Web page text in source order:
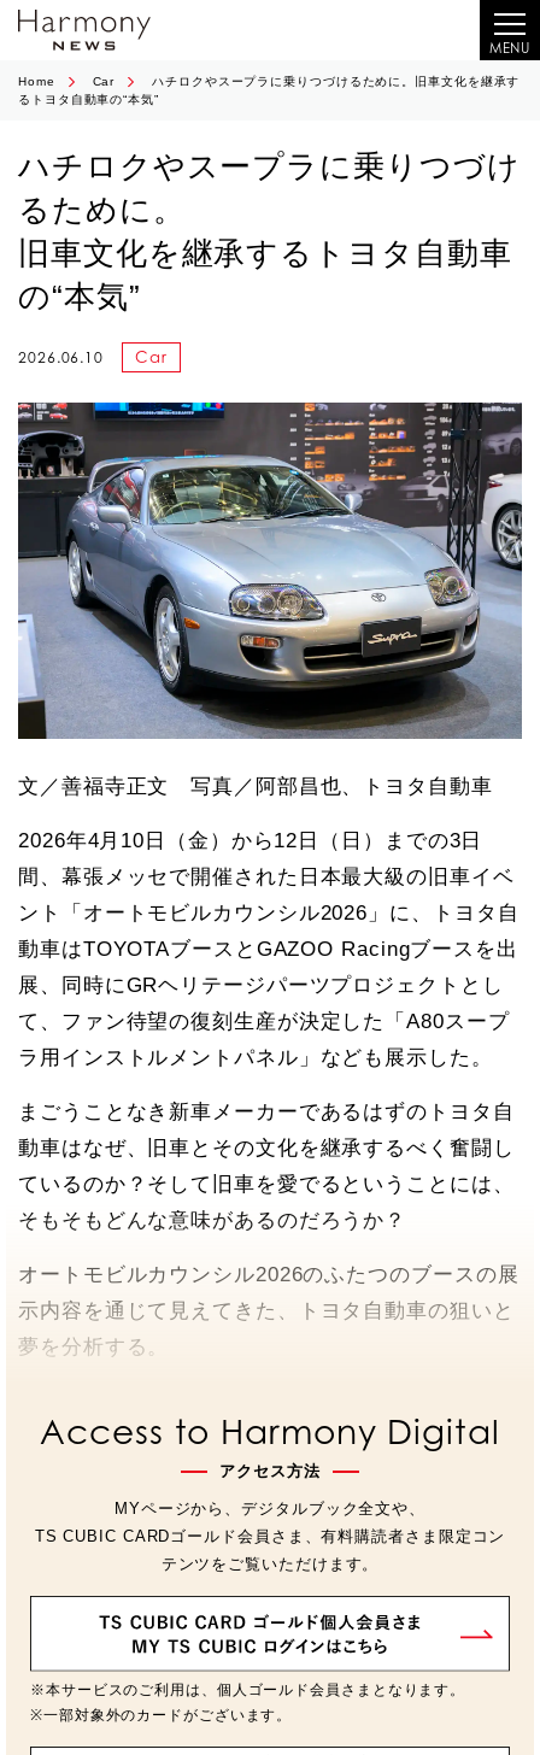
MENU
Home Car
ハチロクやスープラに乗りつづけるために。旧車文化を継承す
るトヨタ自動車の“本気”
ハチロクやスープラに乗りつづけ
るために。
旧車文化を継承するトヨタ自動車
の“本気”
2026.06.10 Car
文／善福寺正文 写真／阿部昌也、トヨタ自動車
2026年4月10日（金）から12日（日）までの3日
間、幕張メッセで開催された日本最大級の旧車イベ
ント「オートモビルカウンシル2026」に、トヨタ自
動車はTOYOTAブースとGAZOO Racingブースを出
展、同時にGRヘリテージパーツプロジェクトとし
て、ファン待望の復刻生産が決定した「A80スープ
ラ用インストルメントパネル」なども展示した。
まごうことなき新車メーカーであるはずのトヨタ自
動車はなぜ、旧車とその文化を継承するべく奮闘し
ているのか？そして旧車を愛でるということには、
そもそもどんな意味があるのだろうか？
オートモビルカウンシル2026のふたつのブースの展
示内容を通じて見えてきた、トヨタ自動車の狙いと
夢を分析する。
Access to Harmony Digital
アクセス方法
MYページから、デジタルブック全文や、
TS CUBIC CARDゴールド会員さま、有料購読者さま限定コン
テンツをご覧いただけます。
※本サービスのご利用は、個人ゴールド会員さまとなります。
※一部対象外のカードがございます。